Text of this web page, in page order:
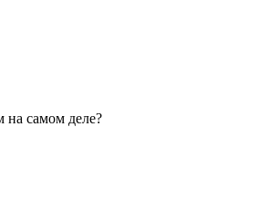
самом деле?